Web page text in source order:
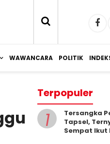
WAWANCARA POLITIK
Terpopuler
1
Tersangka
Tapsel,
Sempat Ikut